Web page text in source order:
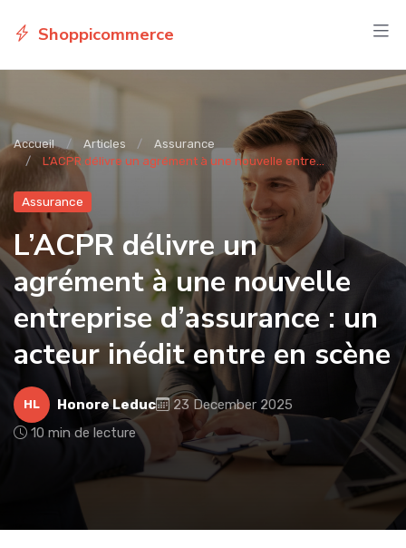
Shoppicommerce
Accueil Articles
Assurance
L’ACPR délivre un agrément à une nouvelle entre...
Assurance
L’ACPR délivre un
agrément à une nouvelle
entreprise d’assurance : un
acteur inédit entre en scène
HL Honore Leduc
23 December 2025
10 min de lecture